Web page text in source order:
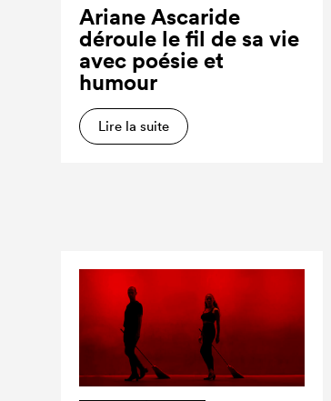
Ariane Ascaride
déroule le fil de sa vie
avec poésie et
humour
Lire la suite